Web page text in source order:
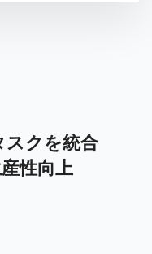
スクを統合
性向上